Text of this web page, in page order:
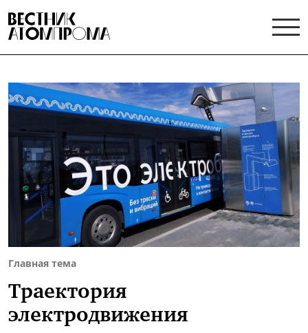
Главная тема
Траектория
электродвижения